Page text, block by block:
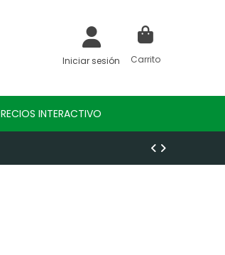
Iniciar sesión Carrito
INTERACTIVO